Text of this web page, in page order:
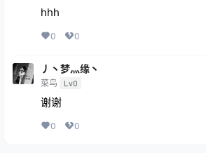
hhh
0 0
丿丶梦灬缘丶
菜鸟 Lv0
谢谢
0 0